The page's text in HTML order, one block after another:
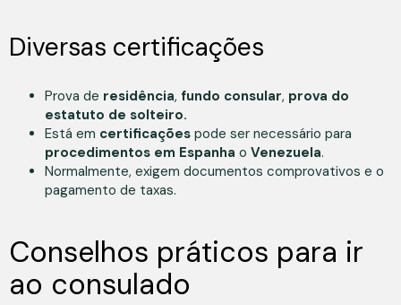
Diversas certificações
Prova de residência, fundo consular, prova do
estatuto de solteiro.
Está em certificações pode ser necessário para
procedimentos em Espanha o Venezuela.
Normalmente, exigem documentos comprovativos e o
pagamento de taxas.
Conselhos práticos para ir
ao consulado